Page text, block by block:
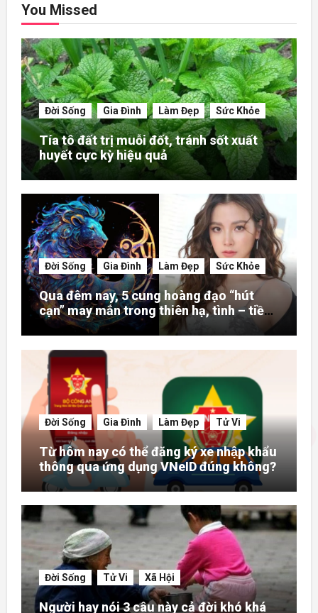
You Missed
Đời Sống Gia Đình Làm Đẹp Sức Khỏe
Tía tô đất trị muỗi đốt, tránh sốt xuất
huyết cực kỳ hiệu quả
Đời Sống Gia Đình Làm Đẹp Sức Khỏe
Qua đêm nay, 5 cung hoàng đạo “hút
cạn” may mắn trong thiên hạ, tình – tiền
– danh rực rỡ hơn người
Đời Sống Gia Đình Làm Đẹp Tử Vi
Từ hôm nay có thể đăng ký xe nhập khẩu
thông qua ứng dụng VNeID đúng không?
Đời Sống Tử Vi Xã Hội
Người hay nói 3 câu này cả đời khó khá